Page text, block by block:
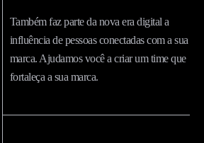
Também faz parte da nova era digital a
influência de pessoas conectadas com a sua
marca. Ajudamos você a criar um time que
fortaleça a sua marca.